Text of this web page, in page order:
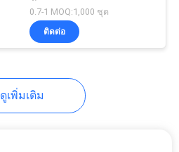
พื้น 50cmx50cm
0.7-1 MOQ:1,000 ชุด
ติดต่อ
ดูเพิ่มเติม